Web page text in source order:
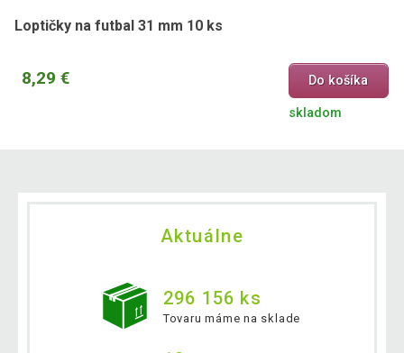
Loptičky na futbal 31 mm 10 ks
8,29 € Do košíka
skladom
Aktuálne
296 156 ks
Tovaru máme na sklade